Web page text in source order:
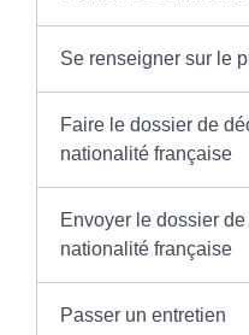
Se renseigner sur le
Faire le dossier de
nationalité française
Envoyer le dossier
nationalité française
Passer un entretien